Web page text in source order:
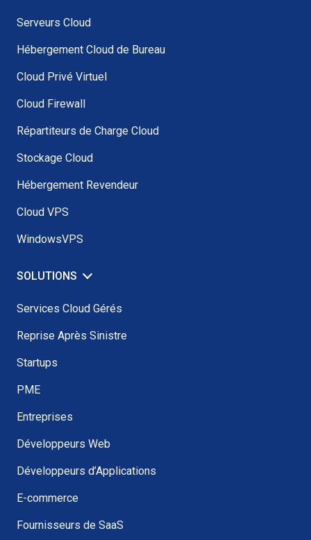
Serveurs Cloud
Hébergement Cloud de Bureau
Cloud Privé Virtuel
Cloud Firewall
Répartiteurs de Charge Cloud
Stockage Cloud
Hébergement Revendeur
Cloud VPS
WindowsVPS
SOLUTIONS
Services Cloud Gérés
Reprise Après Sinistre
Startups
PME
Entreprises
Développeurs Web
Développeurs d’Applications
E-commerce
Fournisseurs de SaaS